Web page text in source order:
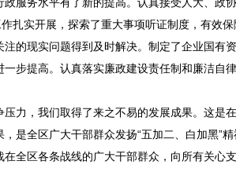
扎实开展，探索了重大事项听证制度，有效
的现实问题得到及时解决。制定了企业国有
步提高。认真落实廉政建设责任制和廉洁自
力，我们取得了来之不易的发展成果。这是
是全区广大干部群众发扬“五加二、白加黑”
全区各条战线的广大干部群众，向所有关心